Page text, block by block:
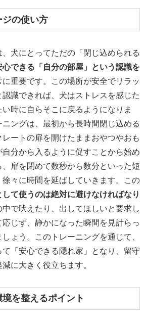
ジの使い方
犬にとってただの「閉じ込められる
心できる「自分の部屋」という認識を
に重要です。この場所が安全でリラッ
識できれば、犬はストレスを感じた
時に自らそこに戻るようになりま
ングは、最初から長時間閉じ込める
ートの扉を開けたままおやつやおも
分から入るように促すことから始め
、扉を閉めて数秒から数分といった短
々に時間を延ばしていきます。この
て使うのは絶対に避けなければなり
中で吠えたり、出してほしいと要求し
じず、静かになった瞬間を見計らっ
ょう。このトレーニングを通じて、
「安心できる隠れ家」となり、留守
に大きく役立ちます。
を整えるポイント